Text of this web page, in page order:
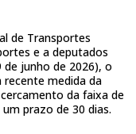
de Transportes
e a deputados
junho de 2026), o
recente medida da
da faixa de
prazo de 30 dias.